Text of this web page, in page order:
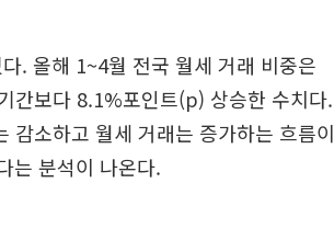
. 올해 1~4월 전국 월세 거래 비중은
간보다 8.1%포인트(p) 상승한 수치다.
소하고 월세 거래는 증가하는 흐름이
는 분석이 나온다.